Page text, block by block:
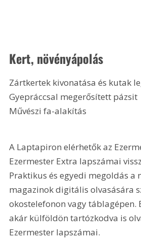
Kert, növényápolás
Zártkertek kivonatása és kutak
Gyepráccsal megerősített pázsit
Művészi fa-alakítás
A Laptapiron elérhetők az
Ezermester Extra lapszámai
Praktikus és egyedi megoldás a
magazinok digitális olvasására
okostelefonon vagy táblagépen.
akár külföldön tartózkodva is
Ezermester lapszámai.